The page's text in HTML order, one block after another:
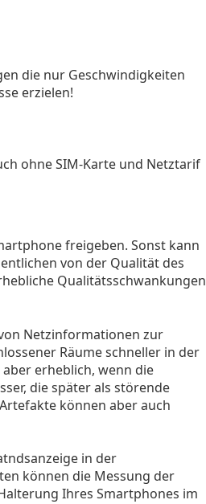
die nur Geschwindigkeiten
erzielen!
ohne SIM-Karte und Netztarif
freigeben. Sonst kann
von der Qualität des
Qualitätsschwankungen
Netzinformationen zur
Räume schneller in der
erheblich, wenn die
die später als störende
können aber auch
in der
können die Messung der
Ihres Smartphones im